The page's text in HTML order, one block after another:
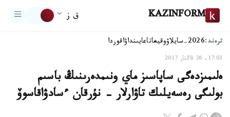
KAZINFORM ق ز
ترەند:2026-سايلاۋ وقيعاتاعايىنداۋاقوردا
17:03, 26 قاڭتار 2017
ەلىمىزدەگى ساپاسىز ماي ونىمدەرىنىڭ باسىم
بولىگى رەسەيلىك تاۋارلار - نۇرقان ءسادۋاقاسوۆ